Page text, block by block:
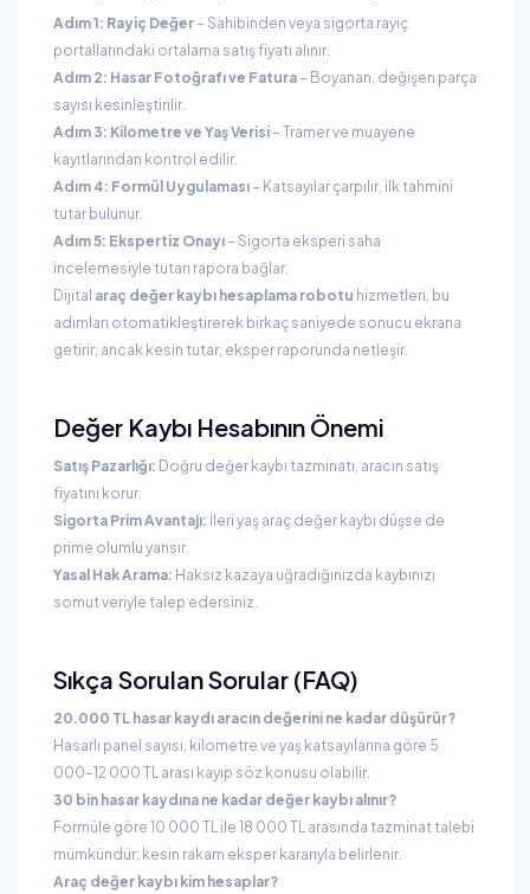
Adım 1: Rayiç Değer – Sahibinden veya sigorta rayiç
portallarındaki ortalama satış fiyatı alınır.
Adım 2: Hasar Fotoğrafı ve Fatura – Boyanan, değişen parça
sayısı kesinleştirilir.
Adım 3: Kilometre ve Yaş Verisi – Tramer ve muayene
kayıtlarından kontrol edilir.
Adım 4: Formül Uygulaması – Katsayılar çarpılır, ilk tahmini
tutar bulunur.
Adım 5: Ekspertiz Onayı – Sigorta eksperi saha
incelemesiyle tutarı rapora bağlar.
Dijital araç değer kaybı hesaplama robotu hizmetleri, bu
adımları otomatikleştirerek birkaç saniyede sonucu ekrana
getirir; ancak kesin tutar, eksper raporunda netleşir.
Değer Kaybı Hesabının Önemi
Satış Pazarlığı: Doğru değer kaybı tazminatı, aracın satış
fiyatını korur.
Sigorta Prim Avantajı: İleri yaş araç değer kaybı düşse de
prime olumlu yansır.
Yasal Hak Arama: Haksız kazaya uğradığınızda kaybınızı
somut veriyle talep edersiniz.
Sıkça Sorulan Sorular (FAQ)
20.000 TL hasar kaydı aracın değerini ne kadar düşürür?
Hasarlı panel sayısı, kilometre ve yaş katsayılarına göre 5
000–12 000 TL arası kayıp söz konusu olabilir.
30 bin hasar kaydına ne kadar değer kaybı alınır?
Formüle göre 10 000 TL ile 18 000 TL arasında tazminat talebi
mümkündür; kesin rakam eksper kararıyla belirlenir.
Araç değer kaybı kim hesaplar?